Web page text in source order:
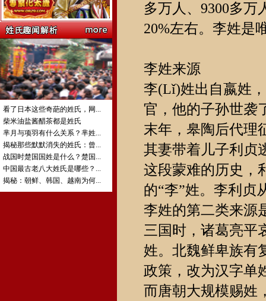
看了日本这些奇葩的姓氏，网...
柴米油盐酱醋茶都是姓氏
芈月与项羽有什么关系？芈姓...
揭秘那些默默消失的姓氏：曾...
战国时楚国国姓是什么？楚国...
中国最古老八大姓氏是哪些？...
揭秘：朝鲜、韩国、越南为何...
多万人、9300多万
20%左右。李姓是
李姓来源
李(Lǐ)姓出自嬴姓
官，他的子孙世袭
末年，皋陶后代理
其妻带着儿子利贞
这段蒙难的历史，
的“李”姓。李利贞
李姓的第二类来源
三国时，诸葛亮平
姓。北魏鲜卑族有
政策，改为汉字单
而唐朝大规模赐姓